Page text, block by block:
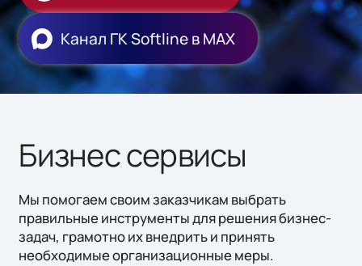
Канал ГК Softline в МАХ
Бизнес сервисы
Мы помогаем своим заказчикам выбрать
правильные инструменты для решения бизнес-
задач, грамотно их внедрить и принять
необходимые организационные меры.